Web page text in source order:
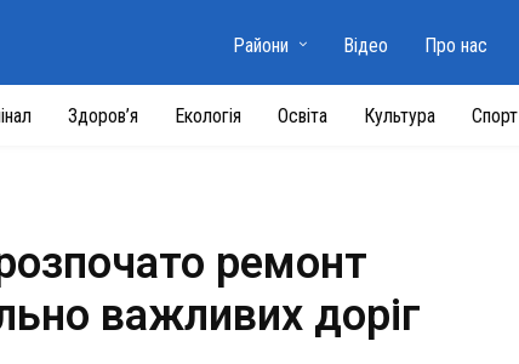
Здоров’я Екологія Освіта Культура Спорт
Райони Відео Про нас
ремонт
важливих доріг